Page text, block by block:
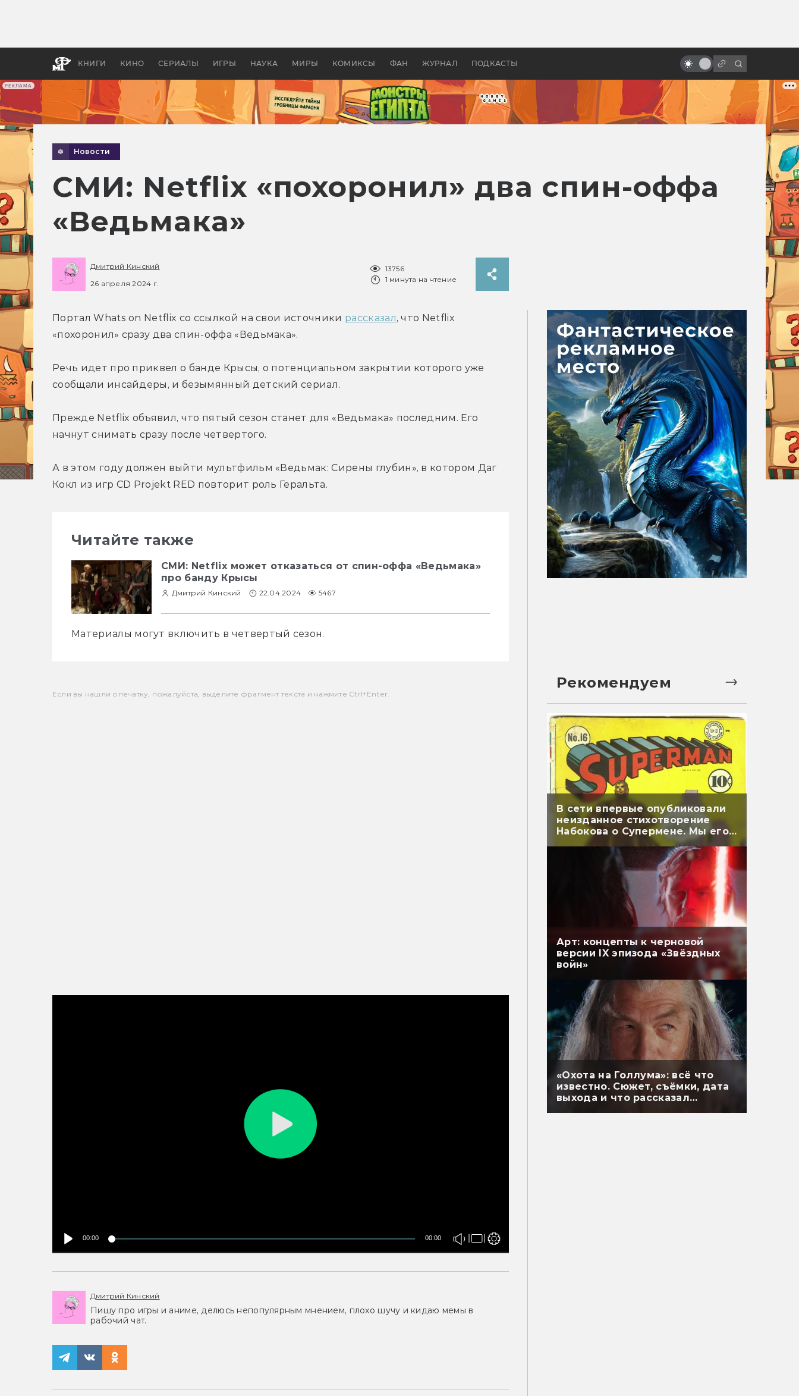
РЕКЛАМА
КНИГИ КИНО СЕРИАЛЫ ИГРЫ НАУКА МИРЫ КОМИКСЫ ФАН ЖУРНАЛ ПОДКАСТЫ
бы «Властелина колец»
Древней Грецией
с Арнольдом Шварценеггером
Новости
СМИ: Netflix «похоронил» два спин-оффа
«Ведьмака»
Дмитрий Кинский
26 апреля 2024 г.
13756
1 минута на чтение
Портал Whats on Netflix со ссылкой на свои источники рассказал, что Netflix
«похоронил» сразу два спин-оффа «Ведьмака».
Речь идет про приквел о банде Крысы, о потенциальном закрытии которого уже
сообщали инсайдеры, и безымянный детский сериал.
Прежде Netflix объявил, что пятый сезон станет для «Ведьмака» последним. Его
начнут снимать сразу после четвертого.
А в этом году должен выйти мультфильм «Ведьмак: Сирены глубин», в котором Даг
Кокл из игр CD Projekt RED повторит роль Геральта.
Читайте также
СМИ: Netflix может отказаться от спин-оффа «Ведьмака»
про банду Крысы
Дмитрий Кинский 22.04.2024 5467
Материалы могут включить в четвертый сезон.
Если вы нашли опечатку, пожалуйста, выделите фрагмент текста и нажмите Ctrl+Enter.
00:00 00:00
Дмитрий Кинский
Пишу про игры и аниме, делюсь непопулярным мнением, плохо шучу и кидаю мемы в
рабочий чат.
Рекомендуем
В сети впервые опубликовали
неизданное стихотворение
Набокова о Супермене. Мы его
перевели
Арт: концепты к черновой
версии IX эпизода «Звёздных
войн»
«Охота на Голлума»: всё что
известно. Сюжет, съёмки, дата
выхода и что рассказал